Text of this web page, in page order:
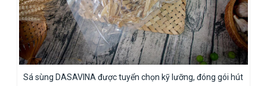
Sá sùng DASAVINA được tuyển chọn kỹ lưỡng, đóng gói hút